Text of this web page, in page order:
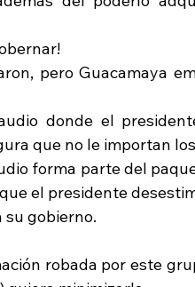
pero Guacamaya
donde el
que no le importan
forma parte del
el presidente
gobierno.
robada por este